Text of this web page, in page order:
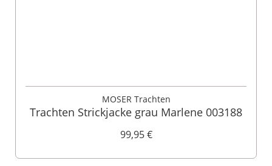
MOSER Trachten
Trachten Strickjacke grau Marlene 003188
99,95 €